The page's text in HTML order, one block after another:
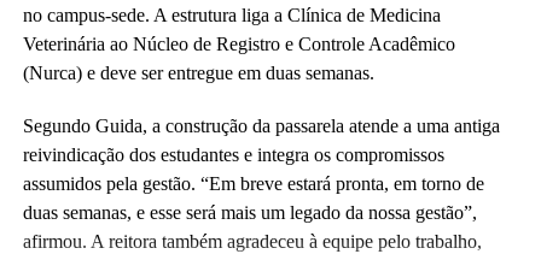
responsável pela obra.
(Fhagner Soares, estagiário Ascom/Ufac)
Leia Mais: UFAC
no campus-sede. A estrutura liga a Clínica de Medicina
Veterinária ao Núcleo de Registro e Controle Acadêmico
(Nurca) e deve ser entregue em duas semanas.
Segundo Guida, a construção da passarela atende a uma antiga
reivindicação dos estudantes e integra os compromissos
assumidos pela gestão. “Em breve estará pronta, em torno de
duas semanas, e esse será mais um legado da nossa gestão”,
afirmou. A reitora também agradeceu à equipe pelo trabalho,